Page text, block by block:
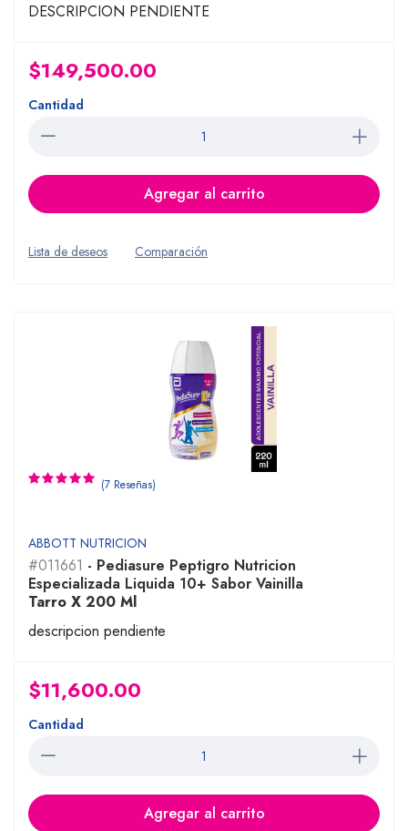
DESCRIPCION PENDIENTE
$149,500.00
Cantidad
Agregar al carrito
Lista de deseos Comparación
(7 Reseñas)
ABBOTT NUTRICION
#011661 - Pediasure Peptigro Nutricion
Especializada Liquida 10+ Sabor Vainilla
Tarro X 200 Ml
descripcion pendiente
$11,600.00
Cantidad
Agregar al carrito